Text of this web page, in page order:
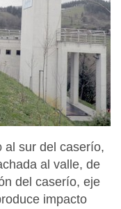
al sur del caserío,
al valle, de
del caserío, eje
impacto